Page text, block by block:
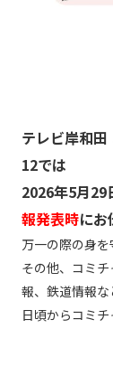
採用情報
個人情報保護
本方針
番組放送基準
よくある質問
サイトマップ
テレビ岸和
12では
2026年5月29
報発表時にお
万一の際の身を
その他、コミ
報、鉄道情報な
日頃からコミ